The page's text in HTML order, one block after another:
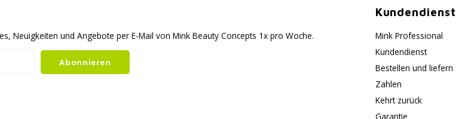
Neuigkeiten und Angebote per E-Mail von Mink Beauty Concepts 1x pro Woche.
Abonnieren
Kundendienst
Mink Professional
Kundendienst
Bestellen und liefern
Zahlen
Kehrt zurück
Garantie